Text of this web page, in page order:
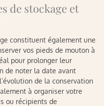
de stockage et
constituent également une
vos pieds de mouton à
pour prolonger leur
de noter la date avant
de la conservation
à organiser votre
ou récipients de